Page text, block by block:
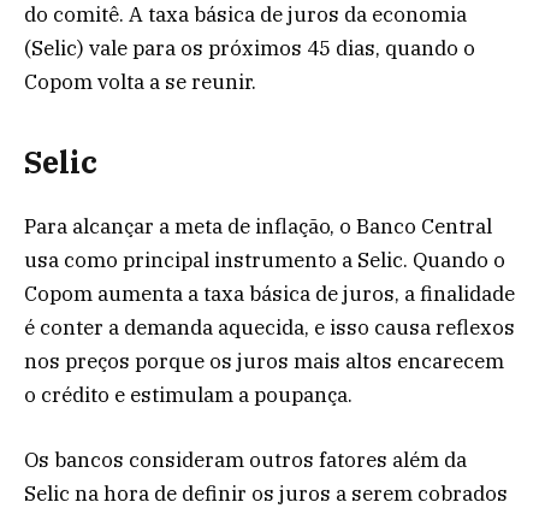
do comitê. A taxa básica de juros da economia
(Selic) vale para os próximos 45 dias, quando o
Copom volta a se reunir.
Selic
Para alcançar a meta de inflação, o Banco Central
usa como principal instrumento a Selic. Quando o
Copom aumenta a taxa básica de juros, a finalidade
é conter a demanda aquecida, e isso causa reflexos
nos preços porque os juros mais altos encarecem
o crédito e estimulam a poupança.
Os bancos consideram outros fatores além da
Selic na hora de definir os juros a serem cobrados